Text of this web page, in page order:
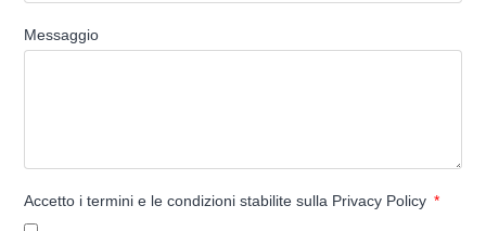
Messaggio
Accetto i termini e le condizioni stabilite sulla Privacy Policy